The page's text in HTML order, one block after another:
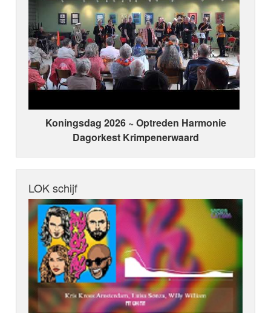
Koningsdag 2026 ~ Optreden Harmonie
Dagorkest Krimpenerwaard
LOK schijf